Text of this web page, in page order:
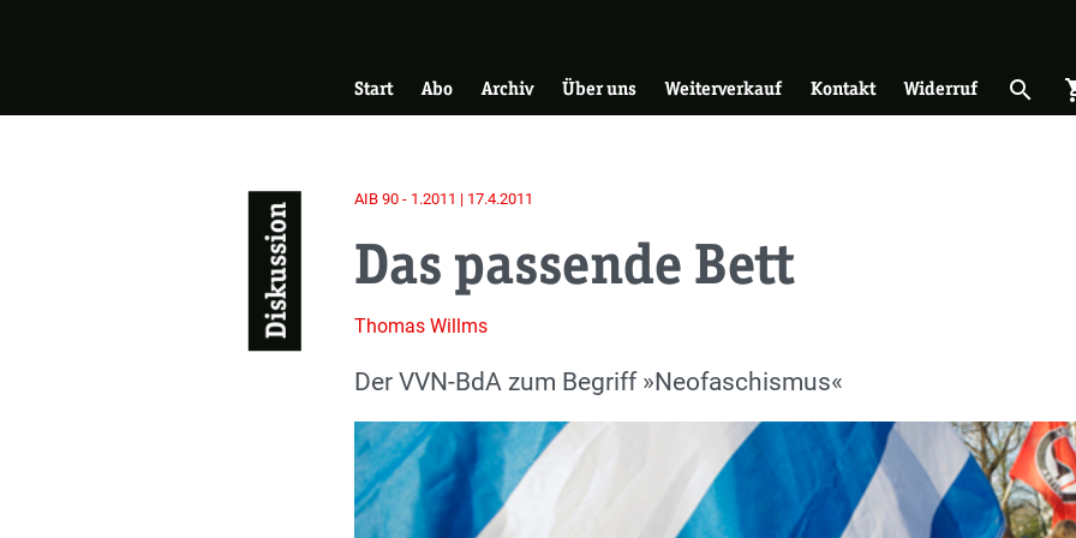
Hauptnavigation
Start Abo Archiv Über uns Weiterverkauf Kontakt Widerruf Suche
search
Diskussion
AIB 90 - 1.2011 | 17.4.2011
Das passende Bett
Thomas Willms
Einleitung
Der VVN-BdA zum Begriff »Neofaschismus«